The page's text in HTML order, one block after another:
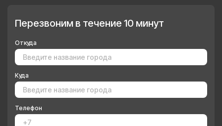
Перезвоним в течение 10 минут
Откуда
Куда
Телефон